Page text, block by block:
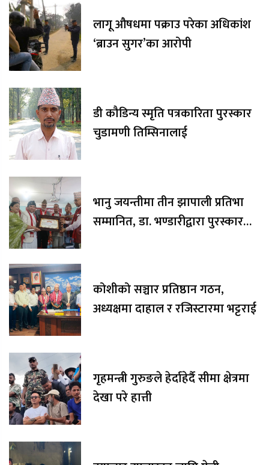
लागू औषधमा पक्राउ परेका अधिकांश
‘ब्राउन सुगर’का आरोपी
डी कौडिन्य स्मृति पत्रकारिता पुरस्कार
चुडामणी तिम्सिनालाई
भानु जयन्तीमा तीन झापाली प्रतिभा
सम्मानित, डा. भण्डारीद्वारा पुरस्कार
कोशीको सञ्चार प्रतिष्ठान गठन,
अध्यक्षमा दाहाल र रजिस्टारमा भट्टराई
गृहमन्त्री गुरुङले हेर्दाहेर्दै सीमा क्षेत्रमा
देखा परे हात्ती